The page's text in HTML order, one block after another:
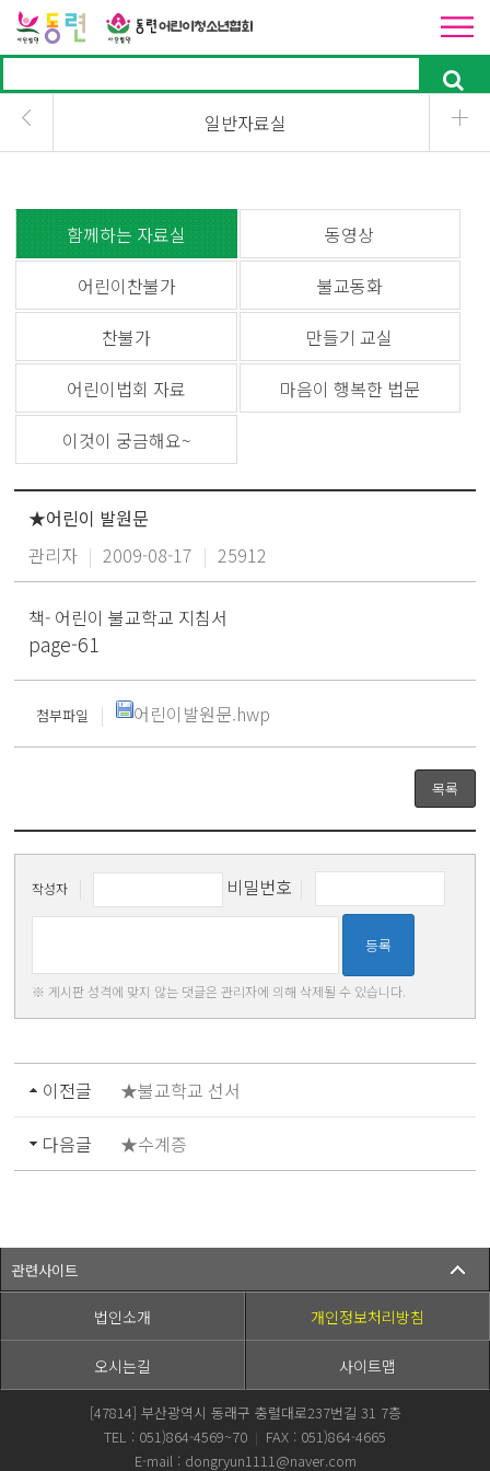
일반자료실
함께하는 자료실
동영상
어린이찬불가
불교동화
찬불가
만들기 교실
어린이법회 자료
마음이 행복한 법문
이것이 궁금해요~
★어린이 발원문
관리자 | 2009-08-17 | 25912
책- 어린이 불교학교 지침서
page-61
첨부파일 | 어린이발원문.hwp
목록
작성자 비밀번호
등록
※ 게시판 성격에 맞지 않는 댓글은 관리자에 의해 삭제될 수 있습니다.
이전글 ★불교학교 선서
다음글 ★수계증
관련사이트
법인소개 개인정보처리방침
오시는길 사이트맵
[47814] 부산광역시 동래구 충렬대로237번길 31 7층
TEL : 051)864-4569~70 | FAX : 051)864-4665
E-mail : dongryun1111@naver.com